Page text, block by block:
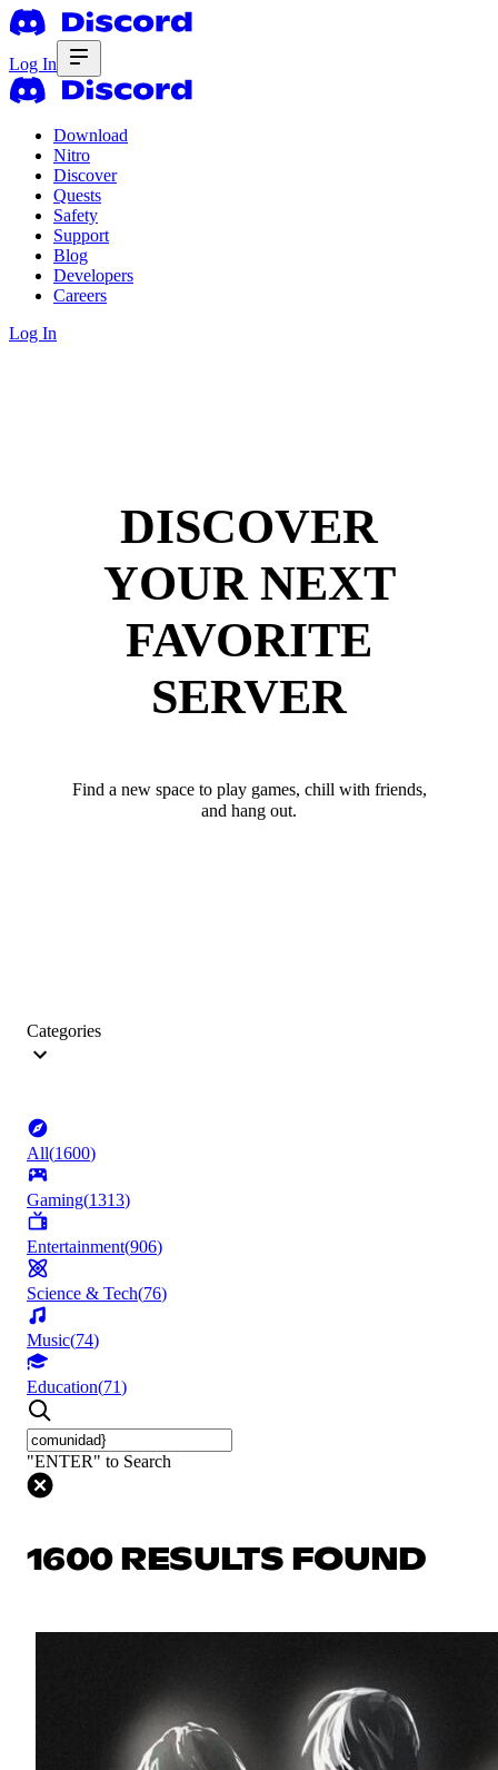
Log In
Download
Nitro
Discover
Quests
Safety
Support
Blog
Developers
Careers
Log In
DISCOVER
YOUR NEXT
FAVORITE
SERVER
Find a new space to play games, chill with friends,
and hang out.
Categories
All(1600)
Gaming(1313)
Entertainment(906)
Science & Tech(76)
Music(74)
Education(71)
"ENTER" to Search
1600 RESULTS FOUND